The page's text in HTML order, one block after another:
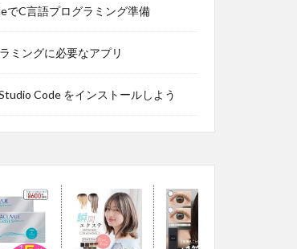
でC言語プログラミング準備
ミングに必要なアプリ
Code をインストールしよう